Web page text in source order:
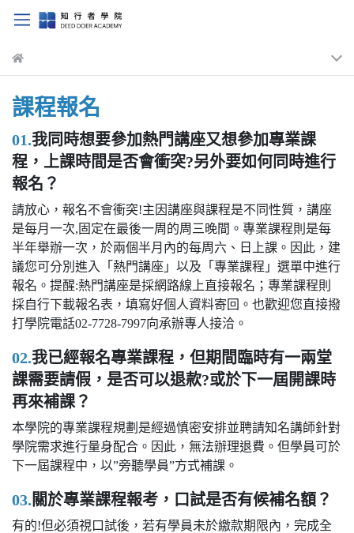
課程報名
01.我同時想要參加熱門講座又想參加專業課
程，上課時間是否會衝突?另外要如何同時進行
報名？
請放心，報名不會衝突!主因講座與課程是不同性質，講座
是每月一次,固定在最後一周的周三晚間。專業課程則是每
半年舉辦一次，於兩個半月內的每周六、日上課。因此，建
議您可分別進入「熱門講座」以及「專業課程」選單中進行
報名。提醒:熱門講座是採網路線上直接報名；專業課程則
採自行下載報名表，填寫好個人資料寄回。也歡迎您直接撥
打學院電話02-7728-7997向承辦專人接洽。
02.我已經報名專業課程，但期間臨時有一兩堂
課需要請假，是否可以退款?或於下一屆開課時
再來補課？
本學院的專業課程規劃是經過慎密安排並聘請知名講師針對
學院需求進行量身配合。因此，無法辦理退費。但學員可於
下一屆課程中，以”旁聽學員”方式補課。
03. 關於專業課程報考，口試是否有候補名額？
有的!但必須視口試後，若有學員未於繳款期限內，完成全